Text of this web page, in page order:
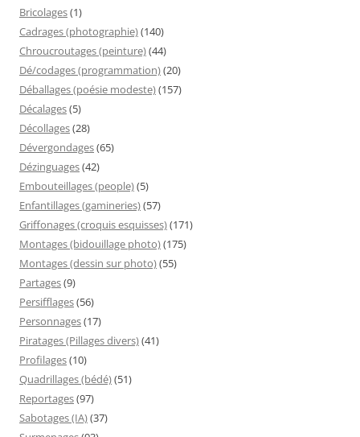
Bricolages(1)
Cadrages (photographie)(140)
Chroucroutages (peinture)(44)
Dé/codages (programmation)(20)
Déballages (poésie modeste)(157)
Décalages(5)
Décollages(28)
Dévergondages(65)
Dézinguages(42)
Embouteillages (people)(5)
Enfantillages (gamineries)(57)
Griffonages (croquis esquisses)(171)
Montages (bidouillage photo)(175)
Montages (dessin sur photo)(55)
Partages(9)
Persifflages(56)
Personnages(17)
Piratages (Pillages divers)(41)
Profilages(10)
Quadrillages (bédé)(51)
Reportages(97)
Sabotages (IA)(37)